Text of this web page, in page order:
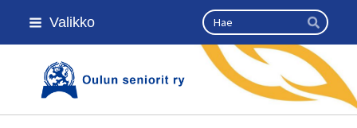
Siirry
sivun
Valikko Haku
Hae
Kansallinen senioriliitto